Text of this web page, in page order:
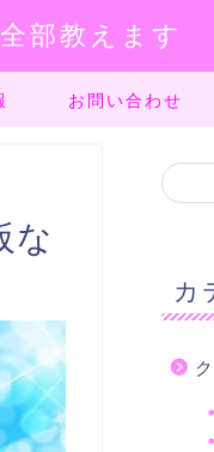
部教えます
お問い合わせ
な
カ